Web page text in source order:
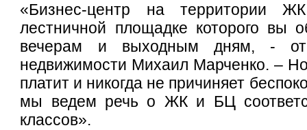
«Бизнес-центр на территории
лестничной площадке которого вы
вечерам и выходным дням, -
недвижимости Михаил Марченко. –
платит и никогда не причиняет
мы ведем речь о ЖК и БЦ
классов».